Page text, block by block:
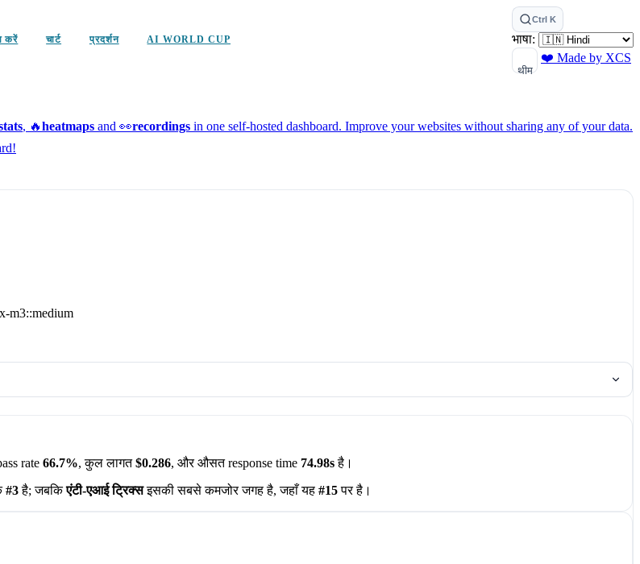
करें चार्ट प्रदर्शन AI WORLD CUP
Ctrl K
भाषा:
थीम
❤️ Made by XCS
, 🔥heatmaps and 👀recordings in one self-hosted dashboard. Improve your websites without sharing any of your data.
m3::medium
rate 66.7%, कुल लागत$0.286, और औसत response time 74.98sहै।
#3है; जबकिएंटी-एआई ट्रिक्सइसकी सबसे कमजोर जगह है, जहाँ यह #15पर है।